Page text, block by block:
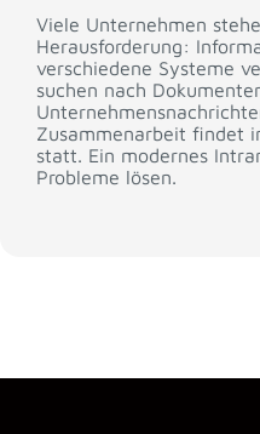
Viele Unternehmen
Herausforderung:
verschiedene Systeme
suchen nach
Zusammenarbeit findet
statt. Ein modernes
Probleme lösen.